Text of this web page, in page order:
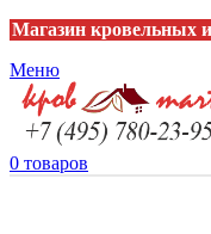
Магазин кровельных
Меню
0 товаров